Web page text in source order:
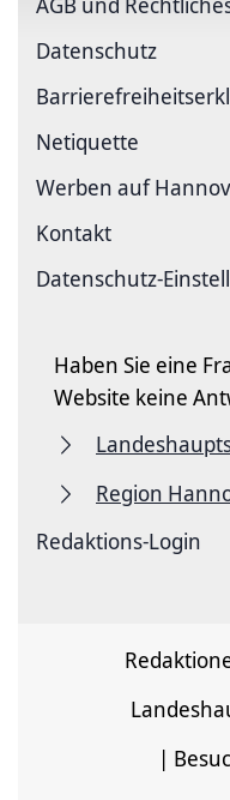
Datenschutz
Netiquette
Werben auf
Kontakt
Datenschutz-
Haben Sie eine
Website keine
Region
Redaktions-Login
|